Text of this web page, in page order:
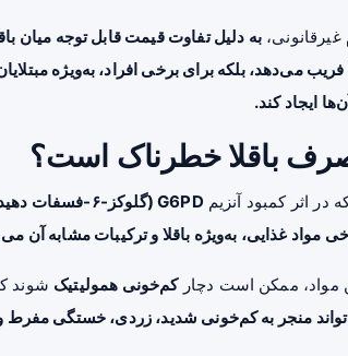
به دلیل تفاوت قیمت قابل توجه میان
می‌دهد، بلکه برای برخی افراد، به‌ویژه
ایجاد کند.
باقلا خطرناک است؟
در اثر کمبود آنزیمG6PD (گلوکز-۶-فسفات دهیدروژناز)
غذایی، به‌ویژه باقلا و ترکیبات مشابه آن
مواد، ممکن است دچارکم‌خونی همولیتیک شوند
منجر به کم‌خونی شدید، زردی، خستگی مفرط